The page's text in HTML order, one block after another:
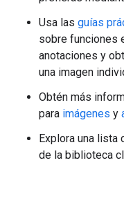
Usa las guías
sobre funciones
anotaciones y
una imagen
Obtén más
para imágenes y
Explora una lista
de la biblioteca